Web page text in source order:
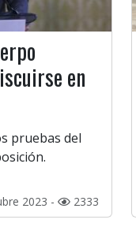
en
pruebas del
2023 - 2333